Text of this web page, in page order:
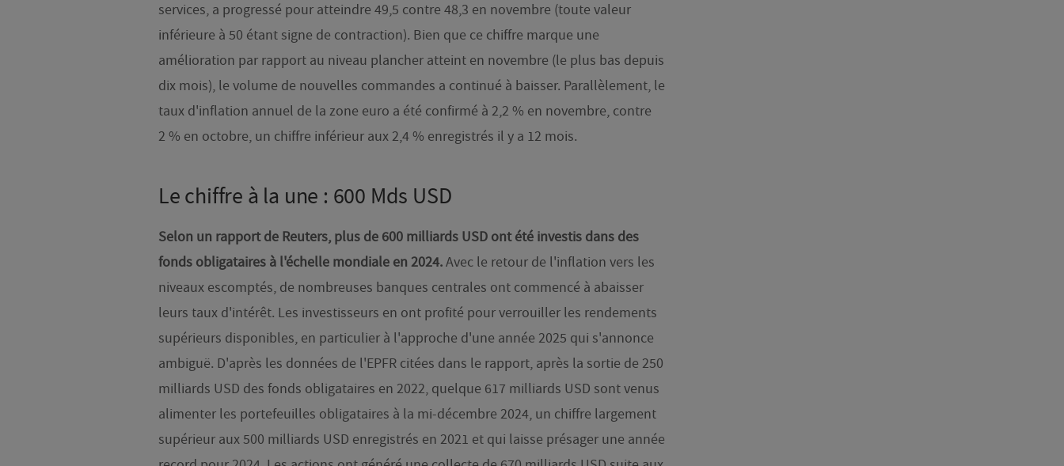
services, a progressé pour atteindre 49,5 contre 48,3 en novembre (toute valeur
inférieure à 50 étant signe de contraction). Bien que ce chiffre marque une
amélioration par rapport au niveau plancher atteint en novembre (le plus bas depuis
dix mois), le volume de nouvelles commandes a continué à baisser. Parallèlement, le
taux d'inflation annuel de la zone euro a été confirmé à 2,2 % en novembre, contre
2 % en octobre, un chiffre inférieur aux 2,4 % enregistrés il y a 12 mois.
Le chiffre à la une : 600 Mds USD
Selon un rapport de Reuters, plus de 600 milliards USD ont été investis dans des
fonds obligataires à l'échelle mondiale en 2024.Avec le retour de l'inflation vers les
niveaux escomptés, de nombreuses banques centrales ont commencé à abaisser
leurs taux d'intérêt. Les investisseurs en ont profité pour verrouiller les rendements
supérieurs disponibles, en particulier à l'approche d'une année 2025 qui s'annonce
ambiguë. D'après les données de l'EPFR citées dans le rapport, après la sortie de 250
milliards USD des fonds obligataires en 2022, quelque 617 milliards USD sont venus
alimenter les portefeuilles obligataires à la mi-décembre 2024, un chiffre largement
supérieur aux 500 milliards USD enregistrés en 2021 et qui laisse présager une année